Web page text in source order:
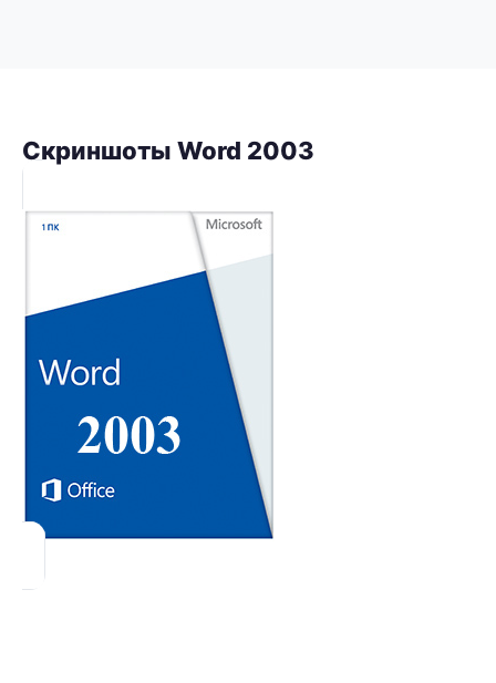
Скриншоты Word 2003